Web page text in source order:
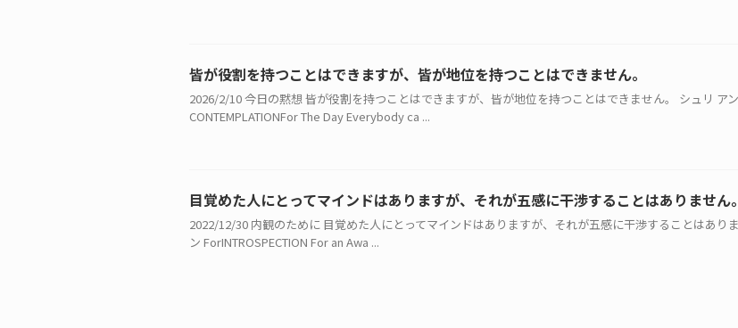
皆が役割を持つことはできますが、皆が地位を持つことはできません。
2026/2/10 今日の黙想 皆が役割を持つことはできますが、皆が地位を持つことはできません。 シュリ ア
CONTEMPLATIONFor The Day Everybody ca ...
目覚めた人にとってマインドはありますが、それが五感に干渉することはありません。
2022/12/30 内観のために 目覚めた人にとってマインドはありますが、それが五感に干渉することはあり
ン ForINTROSPECTION For an Awa ...